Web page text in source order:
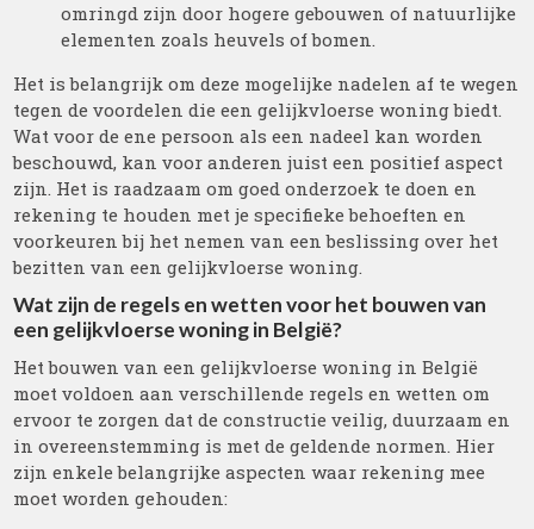
omringd zijn door hogere gebouwen of natuurlijke
elementen zoals heuvels of bomen.
Het is belangrijk om deze mogelijke nadelen af te wegen
tegen de voordelen die een gelijkvloerse woning biedt.
Wat voor de ene persoon als een nadeel kan worden
beschouwd, kan voor anderen juist een positief aspect
zijn. Het is raadzaam om goed onderzoek te doen en
rekening te houden met je specifieke behoeften en
voorkeuren bij het nemen van een beslissing over het
bezitten van een gelijkvloerse woning.
Wat zijn de regels en wetten voor het bouwen van
een gelijkvloerse woning in België?
Het bouwen van een gelijkvloerse woning in België
moet voldoen aan verschillende regels en wetten om
ervoor te zorgen dat de constructie veilig, duurzaam en
in overeenstemming is met de geldende normen. Hier
zijn enkele belangrijke aspecten waar rekening mee
moet worden gehouden: